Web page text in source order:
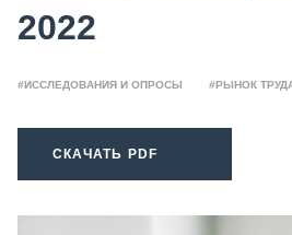
2022
#ИССЛЕДОВАНИЯ И ОПРОСЫ #РЫНОК
СКАЧАТЬ PDF